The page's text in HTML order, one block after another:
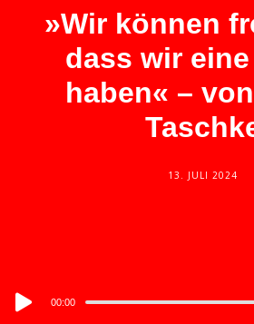
»Wir können
dass wir
haben« –
13. JULI 2024
Audio
00:00